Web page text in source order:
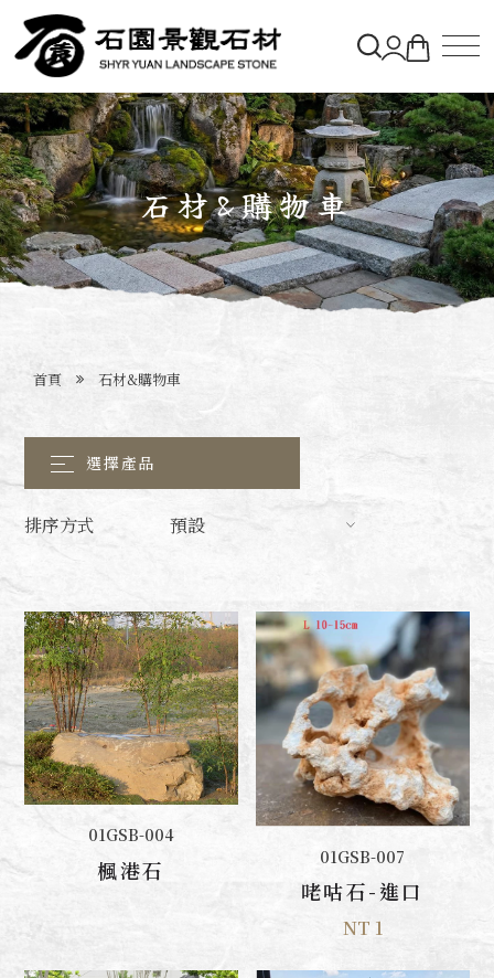
關於石園
石材&購物車
造景實績
石材&購物車
首頁 石材&購物車
排序方式 預設
聯絡我們01GSB-004
楓港石 加入購物車
01GSB-007
咾咕石-進口
NT 1